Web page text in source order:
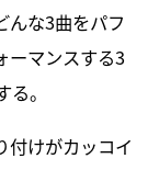
んな3曲をパフ
ーマンスする3
。
付けがカッコイ